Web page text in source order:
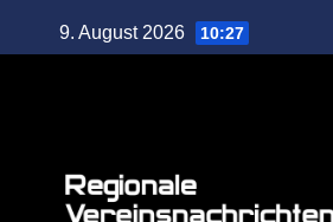
9. August 2026 10:27